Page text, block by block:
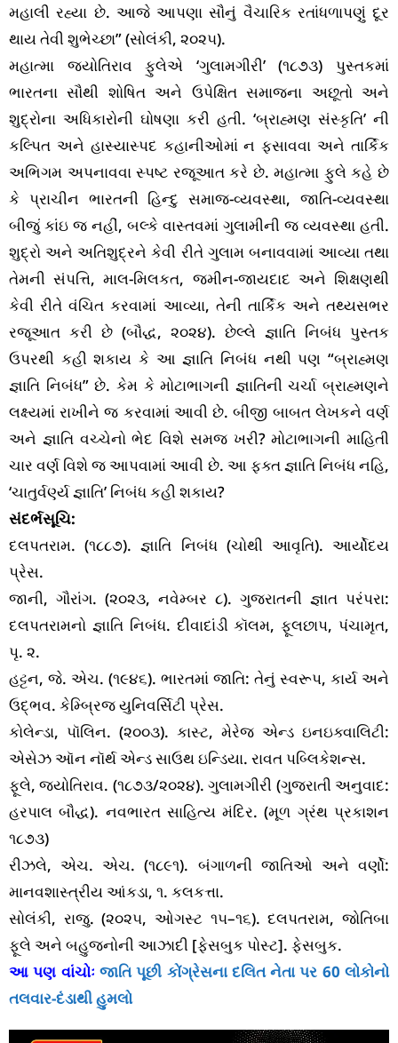
મહાલી રહ્યા છે. આજે આપણા સૌનું વૈચારિક રતાંધળાપણું દૂર
થાય તેવી શુભેચ્છા” (સોલંકી, ૨૦૨૫).
મહાત્મા જ્યોતિરાવ ફુલેએ ‘ગુલામગીરી’ (૧૮૭૩) પુસ્તકમાં
ભારતના સૌથી શોષિત અને ઉપેક્ષિત સમાજના અછૂતો અને
શુદ્રોના અધિકારોની ઘોષણા કરી હતી. ‘બ્રાહ્મણ સંસ્કૃતિ’ ની
કલ્પિત અને હાસ્યાસ્પદ કહાનીઓમાં ન ફસાવવા અને તાર્કિક
અભિગમ અપનાવવા સ્પષ્ટ રજૂઆત કરે છે. મહાત્મા ફુલે કહે છે
કે પ્રાચીન ભારતની હિન્દુ સમાજ-વ્યવસ્થા, જાતિ-વ્યવસ્થા
બીજું કાંઇ જ નહીં, બલ્કે વાસ્તવમાં ગુલામીની જ વ્યવસ્થા હતી.
શુદ્રો અને અતિશુદ્રને કેવી રીતે ગુલામ બનાવવામાં આવ્યા તથા
તેમની સંપત્તિ, માલ-મિલકત, જમીન-જાયદાદ અને શિક્ષણથી
કેવી રીતે વંચિત કરવામાં આવ્યા, તેની તાર્કિક અને તથ્યસભર
રજૂઆત કરી છે (બૌદ્ધ, ૨૦૨૪). છેલ્લે જ્ઞાતિ નિબંધ પુસ્તક
ઉપરથી કહી શકાય કે આ જ્ઞાતિ નિબંધ નથી પણ “બ્રાહ્મણ
જ્ઞાતિ નિબંધ” છે. કેમ કે મોટાભાગની જ્ઞાતિની ચર્ચા બ્રાહ્મણને
લક્ષ્યમાં રાખીને જ કરવામાં આવી છે. બીજી બાબત લેખકને વર્ણ
અને જ્ઞાતિ વચ્ચેનો ભેદ વિશે સમજ ખરી? મોટાભાગની માહિતી
ચાર વર્ણ વિશે જ આપવામાં આવી છે. આ ફક્ત જ્ઞાતિ નિબંધ નહિ,
‘ચાતુર્વર્ણ્ય જ્ઞાતિ’ નિબંધ કહી શકાય?
સંદર્ભસૂચિ:
દલપતરામ. (૧૮૮૭). જ્ઞાતિ નિબંધ (ચોથી આવૃતિ). આર્યોદય
પ્રેસ.
જાની, ગૌરાંગ. (૨૦૨૩, નવેમ્બર ૮). ગુજરાતની જ્ઞાત પરંપરા:
દલપતરામનો જ્ઞાતિ નિબંધ. દીવાદાંડી કૉલમ, ફૂલછાપ, પંચામૃત,
પૃ. ૨.
હટ્ટન, જે. એચ. (૧૯૪૬). ભારતમાં જાતિ: તેનું સ્વરૂપ, કાર્ય અને
ઉદ્ભવ. કેમ્બ્રિજ યુનિવર્સિટી પ્રેસ.
કોલેન્ડા, પૉલિન. (૨૦૦૩). કાસ્ટ, મેરેજ એન્ડ ઇનઇક્વાલિટી:
એસેઝ ઑન નૉર્થ એન્ડ સાઉથ ઇન્ડિયા. રાવત પબ્લિકેશન્સ.
ફૂલે, જ્યોતિરાવ. (૧૮૭૩/૨૦૨૪). ગુલામગીરી (ગુજરાતી અનુવાદ:
હરપાલ બૌદ્ધ). નવભારત સાહિત્ય મંદિર. (મૂળ ગ્રંથ પ્રકાશન
૧૮૭૩)
રીઝલે, એચ. એચ. (૧૮૯૧). બંગાળની જાતિઓ અને વર્ણો:
માનવશાસ્ત્રીય આંકડા, ૧. કલકત્તા.
સોલંકી, રાજુ. (૨૦૨૫, ઓગસ્ટ ૧૫–૧૬). દલપતરામ, જોતિબા
ફૂલે અને બહુજનોની આઝાદી [ફેસબુક પોસ્ટ]. ફેસબુક.
આ પણ વાંચોઃ જાતિ પૂછી કોંગ્રેસના દલિત નેતા પર 60 લોકોનો
તલવાર-દંડાથી હુમલો